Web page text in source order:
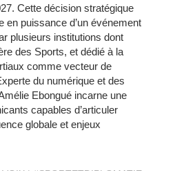
Cette décision stratégique
en puissance d’un événement
plusieurs institutions dont
des Sports, et dédié à la
comme vecteur de
du numérique et des
Ebongué incarne une
capables d’articuler
globale et enjeux